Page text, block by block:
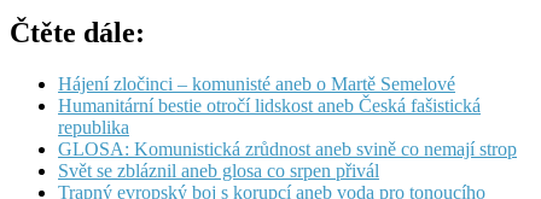
Čtěte dále:
Hájení zločinci – komunisté aneb o Martě Semelové
Humanitární bestie otročí lidskost aneb Česká fašistická
republika
GLOSA: Komunistická zrůdnost aneb svině co nemají strop
Svět se zbláznil aneb glosa co srpen přivál
Trapný evropský boj s korupcí aneb voda pro tonoucího